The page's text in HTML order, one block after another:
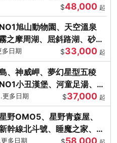
$48,000 起
旭山動物園、天空溫泉
之摩周湖、屈斜路湖、砂湯
日期 $33,000 起
、神威岬、夢幻星型五稜
小丑漢堡、河童足湯、奇
多日期 $37,000 起
野OMO5、星野青森屋、
幹線北斗號、睡魔之家、十
多日期 58,000